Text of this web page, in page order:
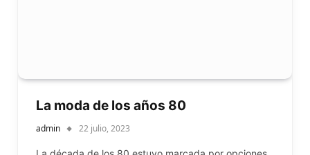
La moda de los años 80
admin 22 julio, 2023